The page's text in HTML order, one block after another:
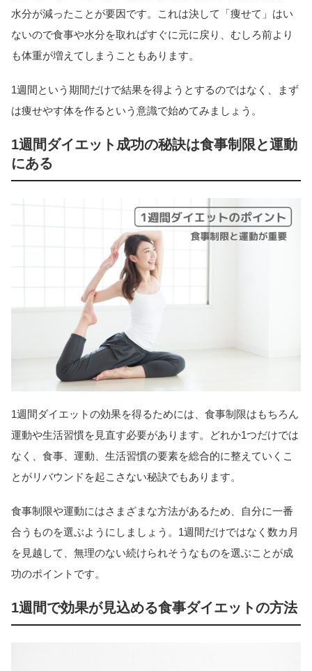
水分が減ったことが要因です。これは決して「痩せて」はい
ないので食事や水分を取ればすぐに元に戻り、むしろ前より
も体重が増えてしまうこともあります。
1週間という期間だけで結果を得ようとするのではなく、まず
は痩せやす体を作るという意識で始めてみましょう。
1週間ダイエット成功の秘訣は食事制限と運動
にある
1週間ダイエットの効果を得るためには、食事制限はもちろん
運動や生活習慣を見直す必要があります。どれか1つだけでは
なく、食事、運動、生活習慣の要素を総合的に整えていくこ
とがリバウンドを起こさない秘訣でもあります。
食事制限や運動にはさまざまな方法があるため、自分に一番
合うものを選ぶようにしましょう。1週間だけではなく数カ月
を見越して、無理のない続けられそうなものを選ぶことが成
功のポイントです。
1週間で効果が見込める食事ダイエットの方法